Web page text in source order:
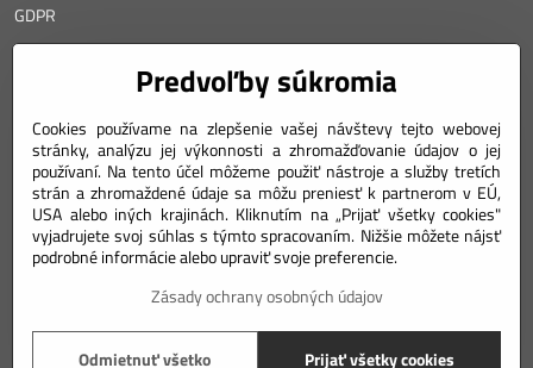
GDPR
Angyalova 461/75
967 01 Kremnica
SLOVAKIA
Mobil: +421 911 633 688
e-mail: weiss(@)numizmatik.eu
©2026Copyright
Predvoľby súkromia
Zásady ochrany osobných údajov
Predvoľby súkromia
Cookies používame na zlepšenie vašej návštevy tejto webovej
stránky, analýzu jej výkonnosti a zhromažďovanie údajov o jej
používaní. Na tento účel môžeme použiť nástroje a služby tretích
strán a zhromaždené údaje sa môžu preniesť k partnerom v EÚ,
USA alebo iných krajinách. Kliknutím na „Prijať všetky cookies"
vyjadrujete svoj súhlas s týmto spracovaním. Nižšie môžete nájsť
podrobné informácie alebo upraviť svoje preferencie.
Zásady ochrany osobných údajov
Prijať všetky cookies
Odmietnuť všetko